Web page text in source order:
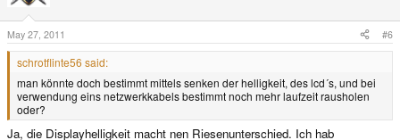
May 27, 2011 #6
schrotflinte56 said:
man könnte doch bestimmt mittels senken der helligkeit, des lcd´s, und bei
verwendung eins netzwerkkabels bestimmt noch mehr laufzeit rausholen
oder?
Ja, die Displayhelligkeit macht nen Riesenunterschied. Ich hab